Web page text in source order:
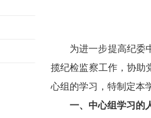
为进一步提高纪委
揽纪检监察工作，协助
心组的学习，特制定本
一、中心组学习的